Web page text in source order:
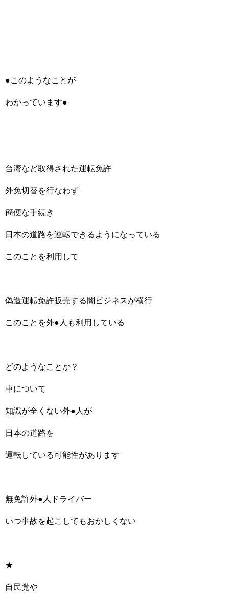
●このようなことが
わかっています●
台湾など取得された運転免許
外免切替を行なわず
簡便な手続き
日本の道路を運転できるようになっている
このことを利用して
偽造運転免許販売する闇ビジネスが横行
このことを外●人も利用している
どのようなことか？
車について
知識が全くない外●人が
日本の道路を
運転している可能性があります
無免許外●人ドライバー
いつ事故を起こしてもおかしくない
★
自民党や